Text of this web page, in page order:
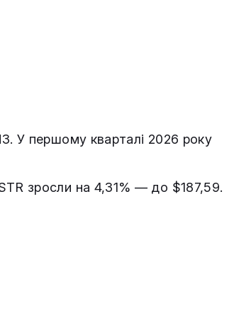
У першому кварталі 2026 року
зросли на 4,31% — до $187,59.